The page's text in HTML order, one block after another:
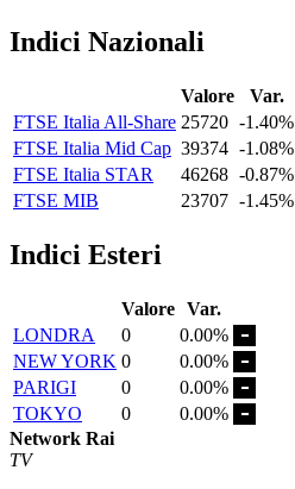
Indici Nazionali
Valore
Var.
FTSE Italia All-Share 25720 -1.40%
FTSE Italia Mid Cap 39374 -1.08%
FTSE Italia STAR
46268 -0.87%
FTSE MIB
23707 -1.45%
Indici Esteri
Valore Var.
LONDRA
0
0.00%
NEW YORK 0
0.00%
PARIGI
0
0.00%
TOKYO
0
0.00%
Network Rai
TV